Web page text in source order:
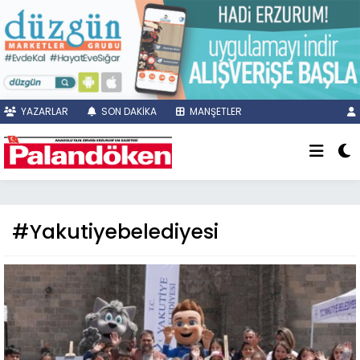
YAZARLAR SON DAKİKA MANŞETLER
#Yakutiyebelediyesi